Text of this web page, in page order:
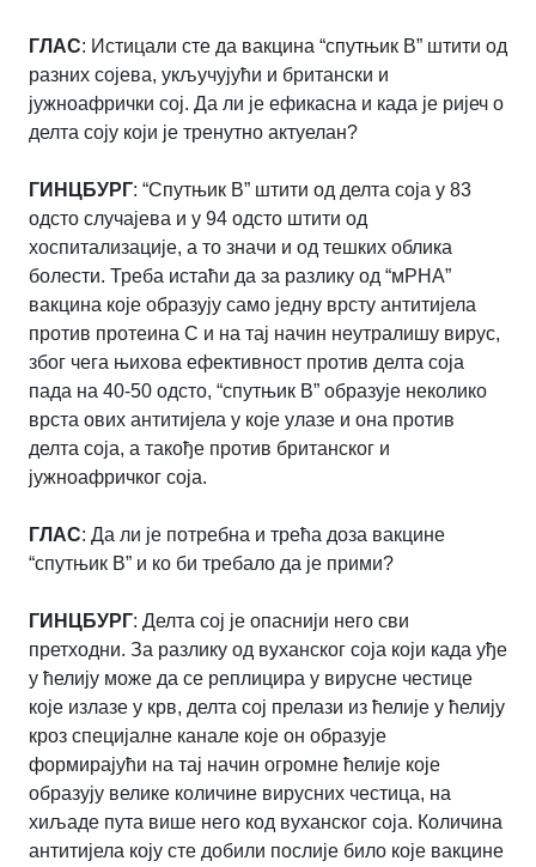
ГЛАС: Истицали сте да вакцина “спутњик В” штити од
разних сојева, укључујући и британски и
јужноафрички сој. Да ли је ефикасна и када је ријеч о
делта соју који је тренутно актуелан?
ГИНЦБУРГ: “Спутњик В” штити од делта соја у 83
одсто случајева и у 94 одсто штити од
хоспитализације, а то значи и од тешких облика
болести. Треба истаћи да за разлику од “мРНА”
вакцина које образују само једну врсту антитијела
против протеина С и на тај начин неутралишу вирус,
због чега њихова ефективност против делта соја
пада на 40-50 одсто, “спутњик В” образује неколико
врста ових антитијела у које улазе и она против
делта соја, а такође против британског и
јужноафричког соја.
ГЛАС: Да ли је потребна и трећа доза вакцине
“спутњик В” и ко би требало да је прими?
ГИНЦБУРГ: Делта сој је опаснији него сви
претходни. За разлику од вуханског соја који када уђе
у ћелију може да се реплицира у вирусне честице
које излазе у крв, делта сој прелази из ћелије у ћелију
кроз специјалне канале које он образује
формирајући на тај начин огромне ћелије које
образују велике количине вирусних честица, на
хиљаде пута више него код вуханског соја. Количина
антитијела коју сте добили послије било које вакцине